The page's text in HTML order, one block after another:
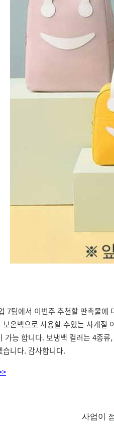
7팀에서 이번주 추천할 판촉물
보온백으로 사용할 수있는 사계
가능 합니다. 보냉백 컬러는 4종
니다. 감사합니다.
사업이